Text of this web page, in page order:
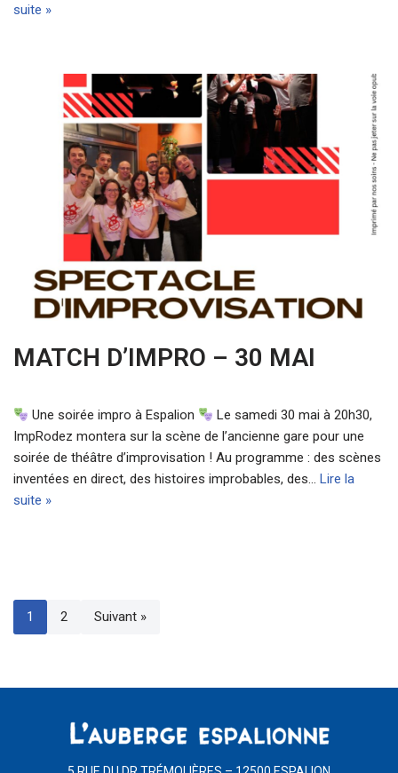
suite »
MATCH D’IMPRO – 30 MAI
Une soirée impro à Espalion
Le samedi 30 mai à 20h30,
ImpRodez montera sur la scène de l’ancienne gare pour une
soirée de théâtre d’improvisation ! Au programme : des scènes
inventées en direct, des histoires improbables, des… Lire la
suite »
1 2 Suivant »